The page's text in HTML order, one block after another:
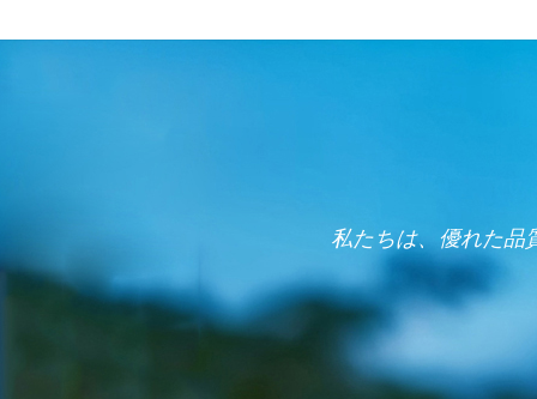
私たちは、優れた品